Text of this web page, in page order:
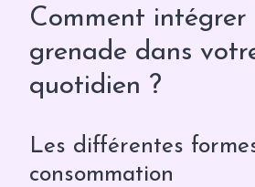
Comment intégrer
grenade dans
quotidien ?
Les différentes
consommation